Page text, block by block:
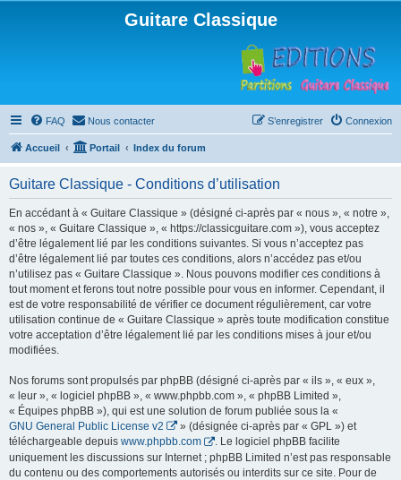
Guitare Classique
FAQ Nous contacter Connexion
S’enregistrer
Accueil Portail Index du forum
Guitare Classique - Conditions d’utilisation
En accédant à « Guitare Classique » (désigné ci-après par « nous », « notre »,
« nos », « Guitare Classique », « https://classicguitare.com »), vous acceptez
d’être légalement lié par les conditions suivantes. Si vous n’acceptez pas
d’être légalement lié par toutes ces conditions, alors n’accédez pas et/ou
n’utilisez pas « Guitare Classique ». Nous pouvons modifier ces conditions à
tout moment et ferons tout notre possible pour vous en informer. Cependant, il
est de votre responsabilité de vérifier ce document régulièrement, car votre
utilisation continue de « Guitare Classique » après toute modification constitue
votre acceptation d’être légalement lié par les conditions mises à jour et/ou
modifiées.
Nos forums sont propulsés par phpBB (désigné ci-après par « ils », « eux »,
« leur », « logiciel phpBB », « www.phpbb.com », « phpBB Limited »,
« Équipes phpBB »), qui est une solution de forum publiée sous la «
GNU General Public License v2
» (désignée ci-après par « GPL ») et
téléchargeable depuis www.phpbb.com
. Le logiciel phpBB facilite
uniquement les discussions sur Internet ; phpBB Limited n’est pas responsable
du contenu ou des comportements autorisés ou interdits sur ce site. Pour de